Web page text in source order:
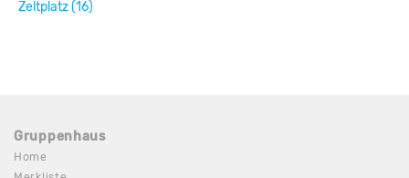
Zeltplatz (16)
Gruppenhaus
Home